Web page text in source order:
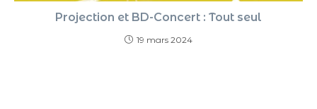
Projection et BD-Concert : Tout seul
19 mars 2024